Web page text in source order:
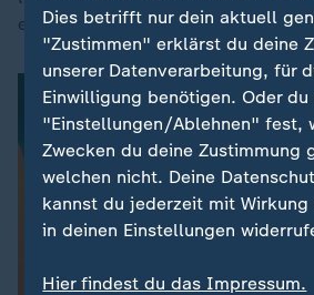
es nur noch auf Platz 4, hinter
Dies betrifft nur dein aktuell
"Zustimmen" erklärst du deine
unserer Datenverarbeitung, für
Einwilligung benötigen. Oder
"Einstellungen/Ablehnen" fest,
Zwecken du deine Zustimmung
welchen nicht. Deine
kannst du jederzeit mit
in deinen Einstellungen
Hier findest du das Impressum.